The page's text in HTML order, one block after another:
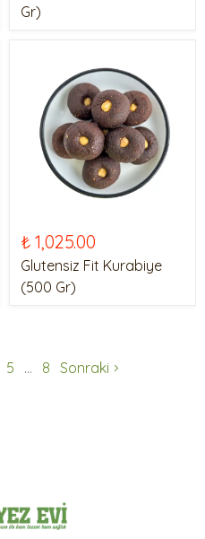
Gr)
₺ 1,025.00
Glutensiz Fit Kurabiye
(500 Gr)
5 8 Sonraki